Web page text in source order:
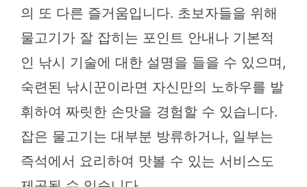
의 또 다른 즐거움입니다. 초보자들을 위해
물고기가 잘 잡히는 포인트 안내나 기본적
인 낚시 기술에 대한 설명을 들을 수 있으며,
숙련된 낚시꾼이라면 자신만의 노하우를 발
휘하여 짜릿한 손맛을 경험할 수 있습니다.
잡은 물고기는 대부분 방류하거나, 일부는
즉석에서 요리하여 맛볼 수 있는 서비스도